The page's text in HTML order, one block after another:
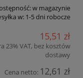
w magazynie
w: 1-5 dni robocze
15,51 zł
23% VAT, bez kosztów
dostawy
Cena netto: 12,61 zł